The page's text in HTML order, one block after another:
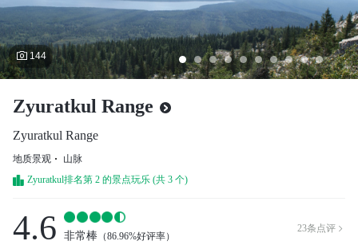
 144
Zyuratkul Range
Zyuratkul Range
地质景观
山脉
Zyuratkul排名第 2 的景点玩乐 (共 3 个)
4.6 非常棒 （86.96%好评率）
23条点评 